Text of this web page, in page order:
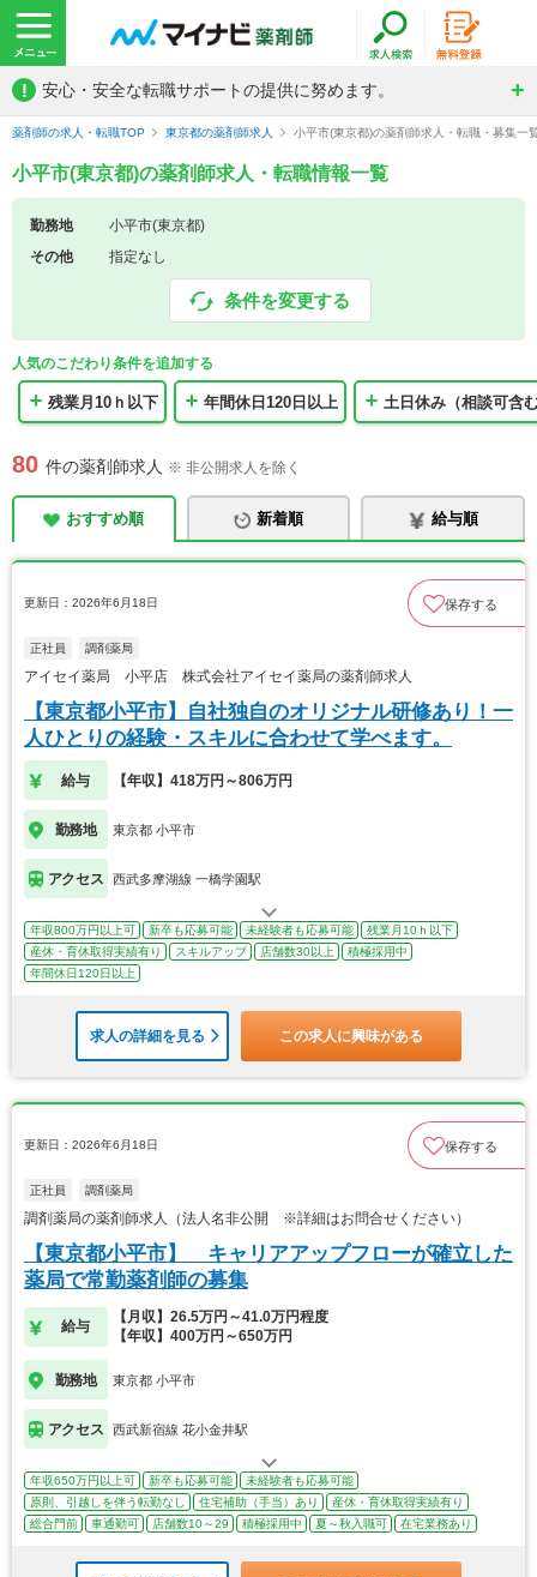
! 安心・安全な転職サポートの提供に努めます。
薬剤師の求人・転職TOP 東京都の薬剤師求人 小平市(東京都)の薬剤師求人・転職・募集一
小平市(東京都)の薬剤師求人・転職情報一覧
勤務地
小平市(東京都)
その他
指定なし
条件を変更する
人気のこだわり条件を追加する
残業月10ｈ以下 年間休日120日以上 土日休み（相談可含
80 件の薬剤師求人 ※ 非公開求人を除く
おすすめ順 新着順 給与順
更新日：2026年6月18日 保存する
正社員 調剤薬局
アイセイ薬局 小平店 株式会社アイセイ薬局の薬剤師求人
【東京都小平市】自社独自のオリジナル研修あり！一
人ひとりの経験・スキルに合わせて学べます。
給与 【年収】418万円～806万円
勤務地 東京都 小平市
アクセス 西武多摩湖線 一橋学園駅
年収800万円以上可 新卒も応募可能 未経験者も応募可能
残業月10ｈ以下
産休・育休取得実績有り
スキルアップ 店舗数30以上
積極採用中
年間休日120日以上
求人の詳細を見る この求人に興味がある
更新日：2026年6月18日 保存する
正社員 調剤薬局
調剤薬局の薬剤師求人（法人名非公開 ※詳細はお問合せください）
【東京都小平市】 キャリアアップフローが確立した
薬局で常勤薬剤師の募集
給与
【月収】26.5万円～41.0万円程度
【年収】400万円～650万円
勤務地 東京都 小平市
アクセス 西武新宿線 花小金井駅
年収650万円以上可 新卒も応募可能
未経験者も応募可能
原則、引越しを伴う転勤なし
住宅補助（手当）あり
産休・育休取得実績有り
総合門前
車通勤可 店舗数10～29 積極採用中 夏～秋入職可 在宅業務あり